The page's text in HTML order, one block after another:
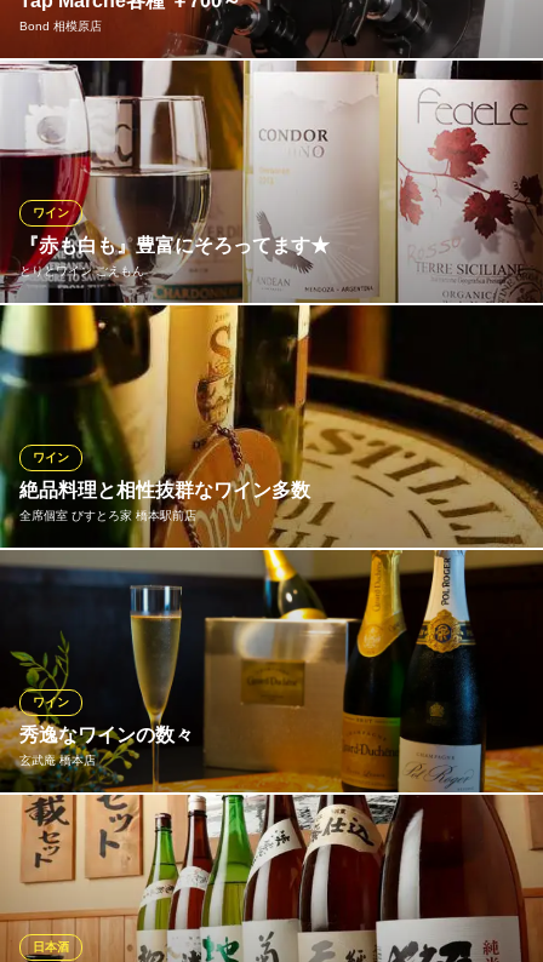
ＪＲ横浜線淵野辺駅 徒歩4分
神奈川県相模原市中央区淵野辺3-4-16
Bond 相模原店
リーズナブルな値段で当店自慢の樽生ビールをご提供♪ 4種のクラ
フトビールからお選びください☆ Tap Marcheの商品は随時入れ替
えていくのでお楽しみに♪
Bond 相模原店
ダイニングバー
ＪＲ横浜線相模原駅南口 徒歩2分
神奈川県相模原市中央区相模原2-2-13 菅谷ビル1Ｆ
『赤も白も』豊富にそろってます★
とりとワイン ごえもん
ワイン
バランスの取れたアロマが心地よい赤のタンブラニィ、熟した果
実の香りで楽しむ白ワインのコンドールアンディーノトロンテ
ス…etc。驚きの品揃えでワインにうるさいお客様でも必ず満足さ
せられる自信があります♪
とりとワイン ごえもん
とりとワイン
ＪＲ橋本駅 徒歩3分
神奈川県相模原市緑区橋本3-27-11
絶品料理と相性抜群なワイン多数
全席個室 びすとろ家 橋本駅前店
ワイン
《びすとろ家》では当店自慢のお料理と相性抜群なワインを種類
豊富にご用意しております。 雰囲気のよい広々としたお席に、絶
品料理とワインで優雅なお時間をお過ごし下さい。赤ワイン、白
ワインは勿論、スパークリングワインやワインカクテルのご用意
もますのでお気に入りの一杯を見つけてみてはいかがでしょう
か。
全席個室 びすとろ家 橋本駅前店
名物チーズフォンデュ
ＪＲ橋本駅北口 徒歩2分
神奈川県相模原市緑区橋本3-17-7 DK相模原橋本ビル 1F
秀逸なワインの数々
玄武庵 橋本店
ワイン
フランスのワインを中心に、玄武庵の料理と相性の良い秀逸なア
イテムを多数ご用意しております。 大切な記念日を華やかに演出
するシャンパーニュ。国内に数十本しか入荷のない、希少なアイ
テムもございますのでスタッフにお尋ねください。
日本酒